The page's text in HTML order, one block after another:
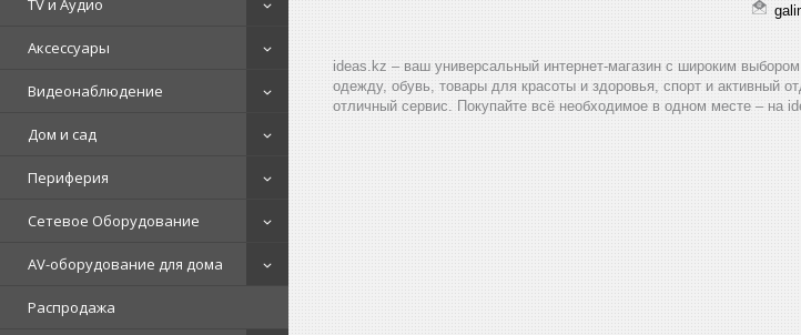
Аксессуары
Видеонаблюдение
Дом и сад
Периферия
Сетевое Оборудование
AV-оборудование для дома
Распродажа
ideas.kz – ваш универсальный интернет-магазин с широким
одежду, обувь, товары для красоты и здоровья, спорт и активный
отличный сервис. Покупайте всё необходимое в одном месте – на